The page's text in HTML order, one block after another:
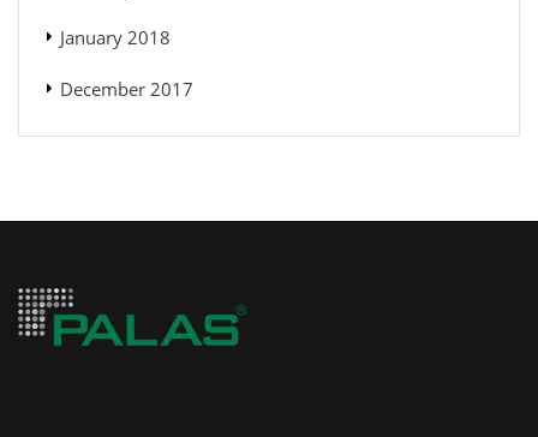
January 2018
December 2017